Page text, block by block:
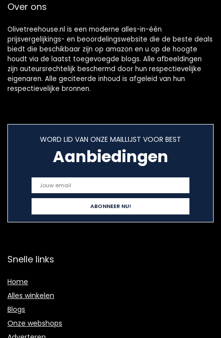
Over ons
Olivetreehouse.nl is een moderne alles-in-één
prijsvergelijkings- en beoordelingswebsite die de beste deals
biedt die beschikbaar zijn op amazon en u op de hoogte
houdt via de laatst toegevoegde blogs. Alle afbeeldingen
zijn auteursrechtelijk beschermd door hun respectievelijke
eigenaren. Alle geciteerde inhoud is afgeleid van hun
respectievelijke bronnen.
WORD LID VAN ONZE MAILLIJST VOOR BEST
Aanbiedingen
Snelle links
Home
Alles winkelen
Blogs
Onze webshops